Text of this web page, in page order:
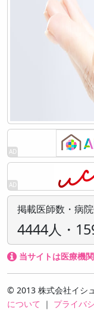
掲載医師数・病
4444人・
当サイトは医療機
© 2013 株式会社イシ
について
｜ プライバ